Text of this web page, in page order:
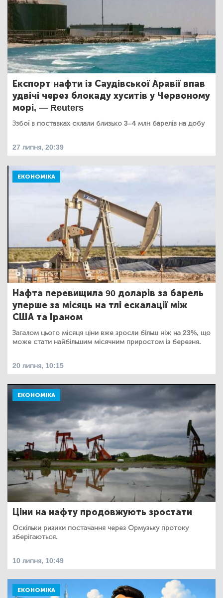
Експорт нафти із Саудівської Аравії впав
удвічі через блокаду хуситів у Червоному
морі, — Reuters
Ззбої в поставках склали близько 3–4 млн барелів на добу
27 липня, 20:39
ЕКОНОМІКА
Нафта перевищила 90 доларів за барель
уперше за місяць на тлі ескалації між
США та Іраном
Загалом цього місяця ціни вже зросли більш ніж на 23%, що
може стати найбільшим місячним приростом із березня.
20 липня, 10:15
ЕКОНОМІКА
Ціни на нафту продовжують зростати
Оскільки ризики постачання через Ормузьку протоку
зберігаються.
10 липня, 10:49
ЕКОНОМІКА